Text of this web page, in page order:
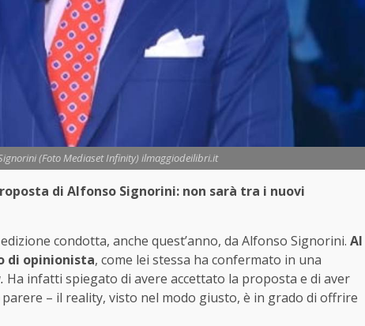
(Foto Mediaset Infinity) ilmaggiodeilibri.it
di Alfonso Signorini: non sarà tra i nuovi
condotta, anche quest’anno, da Alfonso Signorini. Al
di opinionista, come lei stessa ha confermato in una
Ha infatti spiegato di avere accettato la proposta e di aver
– il reality, visto nel modo giusto, è in grado di offrire